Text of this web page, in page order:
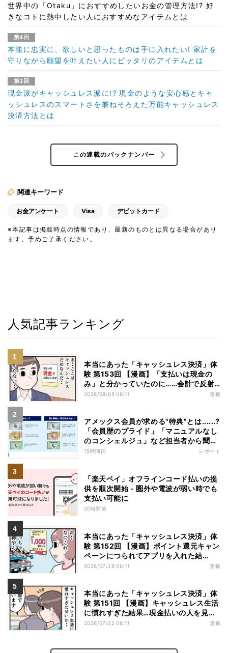
世界中の「Otaku」におすすめしたいお金の管理方法!? 好
きなコトに熱中したい人におすすめなアイテムとは
第4回
本能に忠実に、欲しいと思ったものは手に入れたい! 家計を
守りながら願望を叶えたい人にピッタリのアイテムとは
第3回
現金派がキャッシュレス派に!? 現金のような安心感とキャ
ッシュレスのスマートさを兼ねそろえた万能キャッシュレス
決済方法とは
この連載のバックナンバー
関連キーワード
お金アンケート Visa デビットカード
※本記事は掲載時点の情報であり、最新のものとは異なる場合があり
ます。予めご了承ください。
人気記事ランキング
本当にあった「キャッシュレス決済」体
験 第153回 【漫画】「支払いは現金の
み」と分かっていたのに……会計で反射
的に出してしまったものは
2026/08/05 06:11 連載
アメックス会員が求める"特典"とは......?
「会員歴のプライド」「マニュアルなし
のコンシェルジュ」など担当者から聞い
た"裏話"も
15時間前 レポート
「楽天ペイ」オフラインコード払いの提
供を順次開始 - 圏外や電波が弱い時でも
支払い可能に
20時間前
本当にあった「キャッシュレス決済」体
験 第152回 【漫画】ポイント還元キャン
ペーンにつられてアプリを入れた結
果……お得を逃したまさかの理由
2026/07/29 06:11 連載
本当にあった「キャッシュレス決済」体
験 第151回 【漫画】キャッシュレス生活
に慣れすぎた結果…現金払いの人を見る
と「理由」を推理してしまう
2026/07/22 06:11 連載